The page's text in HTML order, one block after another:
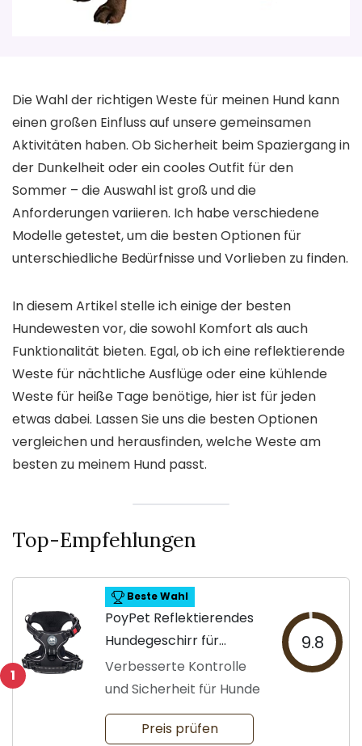
Die Wahl der richtigen Weste für meinen Hund kann
einen großen Einfluss auf unsere gemeinsamen
Aktivitäten haben. Ob Sicherheit beim Spaziergang in
der Dunkelheit oder ein cooles Outfit für den
Sommer – die Auswahl ist groß und die
Anforderungen variieren. Ich habe verschiedene
Modelle getestet, um die besten Optionen für
unterschiedliche Bedürfnisse und Vorlieben zu finden.
In diesem Artikel stelle ich einige der besten
Hundewesten vor, die sowohl Komfort als auch
Funktionalität bieten. Egal, ob ich eine reflektierende
Weste für nächtliche Ausflüge oder eine kühlende
Weste für heiße Tage benötige, hier ist für jeden
etwas dabei. Lassen Sie uns die besten Optionen
vergleichen und herausfinden, welche Weste am
besten zu meinem Hund passt.
Top-Empfehlungen
1
Beste Wahl
PoyPet Reflektierendes
Hundegeschirr für
Training
Verbesserte Kontrolle
und Sicherheit für Hunde
9.8
Preis prüfen